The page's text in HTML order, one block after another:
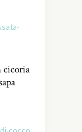
cicoria